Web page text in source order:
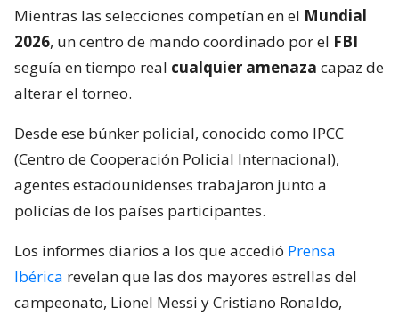
Mientras las selecciones competían en el Mundial
2026, un centro de mando coordinado por el FBI
seguía en tiempo real cualquier amenaza capaz de
alterar el torneo.
Desde ese búnker policial, conocido como IPCC
(Centro de Cooperación Policial Internacional),
agentes estadounidenses trabajaron junto a
policías de los países participantes.
Los informes diarios a los que accedió Prensa
Ibérica revelan que las dos mayores estrellas del
campeonato, Lionel Messi y Cristiano Ronaldo,